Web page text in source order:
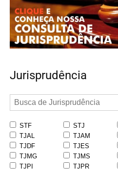
Jurisprudência
STF STJ
TJAL
TJAM
TJDF
TJES
TJMG
TJMS
TJPI
TJPR